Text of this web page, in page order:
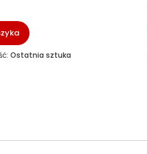
Ostatnia sztuka